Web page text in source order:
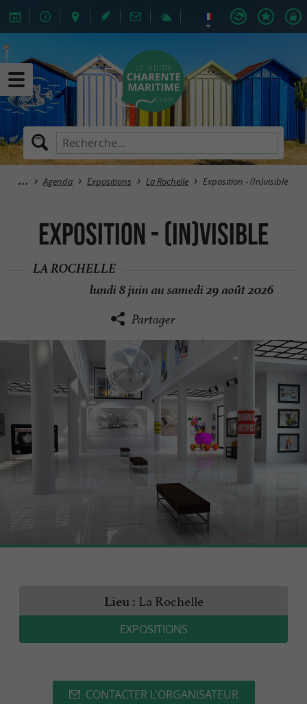
Agenda Expositions La Rochelle Exposition - (In)visible
Exposition - (In)visible
LA ROCHELLE
lundi 8 juin au samedi 29 août 2026
Partager
Lieu : La Rochelle
EXPOSITIONS
CONTACTER L'ORGANISATEUR